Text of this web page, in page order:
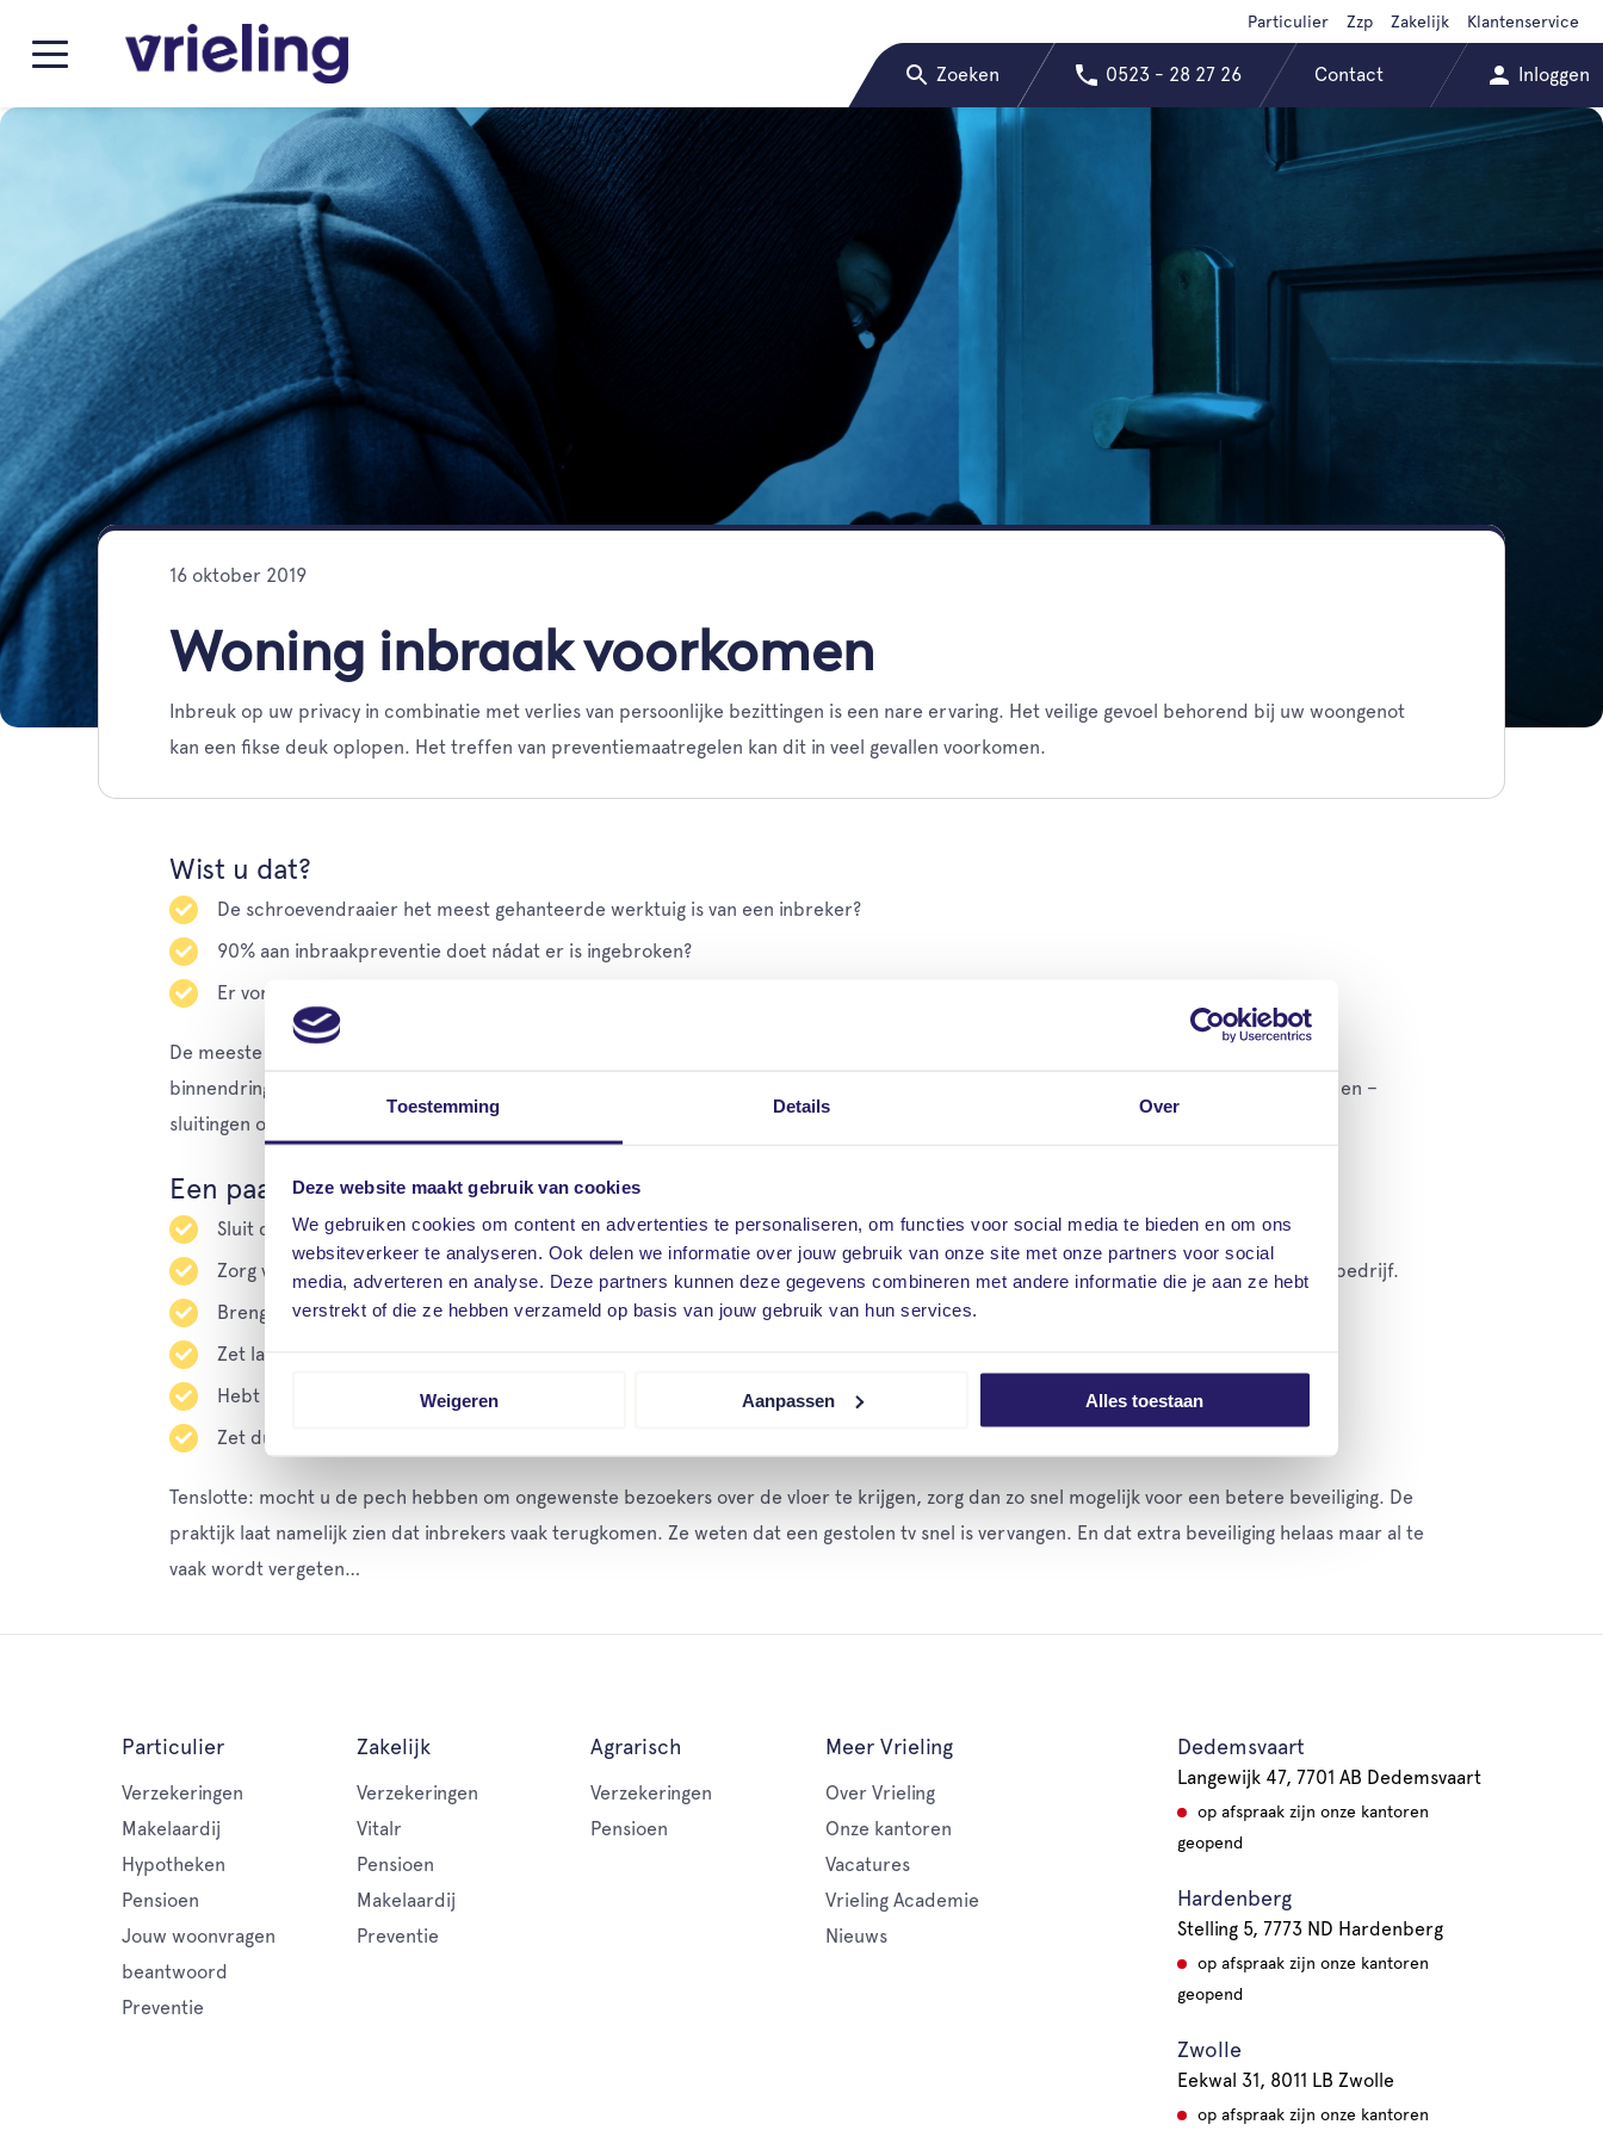
Toestemming Details Over
Deze website maakt gebruik van cookies
We gebruiken cookies om content en advertenties te personaliseren, om functies voor social media te bieden en om ons
websiteverkeer te analyseren. Ook delen we informatie over jouw gebruik van onze site met onze partners voor social
media, adverteren en analyse. Deze partners kunnen deze gegevens combineren met andere informatie die je aan ze hebt
verstrekt of die ze hebben verzameld op basis van jouw gebruik van hun services.
Weigeren Aanpassen Alles toestaan
Zoeken 0523 - 28 27 26 Contact Inloggen
Particulier Zzp Zakelijk Klantenservice
16 oktober 2019
Woning inbraak voorkomen
Inbreuk op uw privacy in combinatie met verlies van persoonlijke bezittingen is een nare ervaring. Het veilige gevoel behorend bij uw woongenot
kan een fikse deuk oplopen. Het treffen van preventiemaatregelen kan dit in veel gevallen voorkomen.
Wist u dat?
De schroevendraaier het meest gehanteerde werktuig is van een inbreker?
90% aan inbraakpreventie doet nádat er is ingebroken?
Er vorig jaar (2018) 55.705 meldingen van inbraak zijn geweest?
De meeste inbrekers slaan hun slag omdat het kan. Omdat hen niets in de weg staat. Ze zoeken huizen die ze snel en ongezien kunnen
binnendringen, en waaruit ze ook net zo snel weer kunnen verdwijnen. Het liefst met uw dierbare pullen onder de arm. Kwaliteitssloten en –
sluitingen op ramen en deuren zorgen ervoor dat een inbreker langer bezig is met zijn inbraak.
Een paar tips om woninginbraak te voorkomen:
Sluit deuren en ramen goed.
Zorg voor goede sloten. Vraag naar hetPolitiekeurmerk Veilig Wonen,
of ga eens praten met een BORG-gecertificeerd beveiligingsbedrijf.
Breng op strategische plaatsen rondom uw woning buitenlampen met sensor aan.
Zet ladders en ander klimmateriaal terug op de opbergplek, zodra u ze niet meer gebruikt.
Hebt u groenvoorziening rond uw woning, dan kunt u die het beste laag houden.
Zet dure spullen zodanig neer, dat ze van buitenaf niet te zien zijn. Maak van uw huis liever geen etalage.
Tenslotte: mocht u de pech hebben om ongewenste bezoekers over de vloer te krijgen, zorg dan zo snel mogelijk voor een betere beveiliging. De
praktijk laat namelijk zien dat inbrekers vaak terugkomen. Ze weten dat een gestolen tv snel is vervangen. En dat extra beveiliging helaas maar al te
vaak wordt vergeten…
Particulier
Verzekeringen
Makelaardij
Hypotheken
Pensioen
Jouw woonvragen
beantwoord
Preventie
Zakelijk
Verzekeringen
Vitalr
Pensioen
Makelaardij
Preventie
Agrarisch
Verzekeringen
Pensioen
Meer Vrieling
Over Vrieling
Onze kantoren
Vacatures
Vrieling Academie
Nieuws
Dedemsvaart
Langewijk 47, 7701 AB Dedemsvaart
op afspraak zijn onze kantoren
geopend
Hardenberg
Stelling 5, 7773 ND Hardenberg
op afspraak zijn onze kantoren
geopend
Zwolle
Eekwal 31, 8011 LB Zwolle
op afspraak zijn onze kantoren